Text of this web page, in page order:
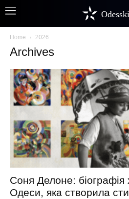
Home 2026
Archives
Соня Делоне: біографія
Одеси, яка створила